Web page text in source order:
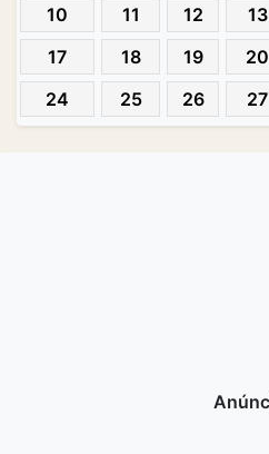
10
11 12 13
17
18 19 20
24
25 26 27